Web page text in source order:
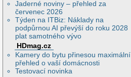
Jaderné noviny – přehled za
červenec 2026
Týden na ITBiz: Náklady na
podpůrnou AI převýší do roku 2028
plat samotného vývo
HDmag.cz
Kamery do bytu přinesou maximální
přehled o vaší domácnosti
Testovací novinka